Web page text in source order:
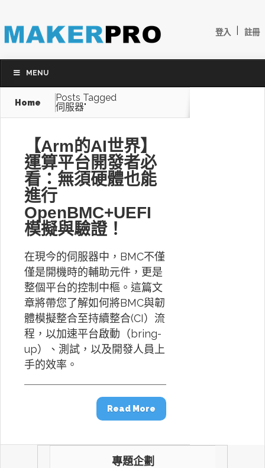
登入 註冊
MENU
Home
Posts Tagged
伺服器"
【Arm的AI世界】
運算平台開發者必
看：無須硬體也能
進行
OpenBMC+UEFI
模擬與驗證！
在現今的伺服器中，BMC不僅
僅是開機時的輔助元件，更是
整個平台的控制中樞。這篇文
章將帶您了解如何將BMC與韌
體模擬整合至持續整合(CI）流
程，以加速平台啟動（bring-
up）、測試，以及開發人員上
手的效率。
Read More
專題企劃